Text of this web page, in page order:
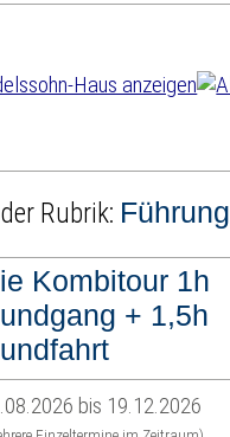
Rubrik: Führung
Kombitour 1h
+ 1,5h
bis 19.12.2026